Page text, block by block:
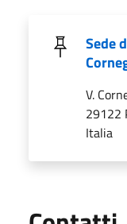
Sede
V.
29122
Italia